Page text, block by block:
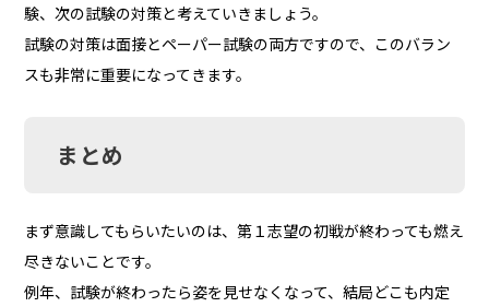
験、次の試験の対策と考えていきましょう。
試験の対策は面接とペーパー試験の両方ですので、このバラン
スも非常に重要になってきます。
まとめ
まず意識してもらいたいのは、第１志望の初戦が終わっても燃え
尽きないことです。
例年、試験が終わったら姿を見せなくなって、結局どこも内定